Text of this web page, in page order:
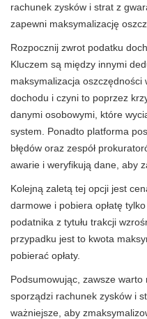
rachunek zysków i strat z
zapewni maksymalizację
Rozpocznij zwrot podatku
Kluczem są między innymi
maksymalizacja
dochodu i czyni to poprzez
danymi osobowymi, które
system. Ponadto platforma
błędów oraz zespół
awarie i weryfikują dane, aby
Kolejną zaletą tej opcji jest
darmowe i pobiera opłatę
podatnika z tytułu trakcji
przypadku jest to kwota
pobierać opłaty.
Podsumowując, zawsze
sporządzi rachunek zysków i
ważniejsze, aby